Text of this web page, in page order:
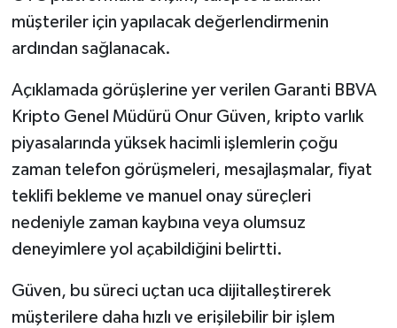
müşteriler için yapılacak değerlendirmenin
ardından sağlanacak.
Açıklamada görüşlerine yer verilen Garanti BBVA
Kripto Genel Müdürü Onur Güven, kripto varlık
piyasalarında yüksek hacimli işlemlerin çoğu
zaman telefon görüşmeleri, mesajlaşmalar, fiyat
teklifi bekleme ve manuel onay süreçleri
nedeniyle zaman kaybına veya olumsuz
deneyimlere yol açabildiğini belirtti.
Güven, bu süreci uçtan uca dijitalleştirerek
müşterilere daha hızlı ve erişilebilir bir işlem